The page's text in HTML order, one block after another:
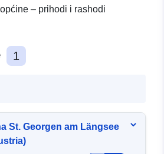
– prihodi i rashodi
1
St. Georgen am Längsee